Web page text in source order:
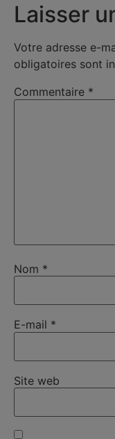
Laisser
Votre adresse e-
obligatoires sont
Commentaire *
Nom *
E-mail *
Site web